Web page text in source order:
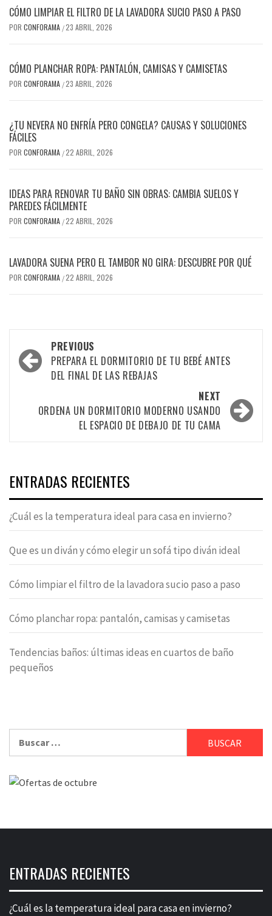
CÓMO LIMPIAR EL FILTRO DE LA LAVADORA SUCIO PASO A PASO
POR CONFORAMA /23 ABRIL, 2026
CÓMO PLANCHAR ROPA: PANTALÓN, CAMISAS Y CAMISETAS
POR CONFORAMA /23 ABRIL, 2026
¿TU NEVERA NO ENFRÍA PERO CONGELA? CAUSAS Y SOLUCIONES
FÁCILES
POR CONFORAMA /22 ABRIL, 2026
IDEAS PARA RENOVAR TU BAÑO SIN OBRAS: CAMBIA SUELOS Y
PAREDES FÁCILMENTE
POR CONFORAMA /22 ABRIL, 2026
LAVADORA SUENA PERO EL TAMBOR NO GIRA: DESCUBRE POR QUÉ
POR CONFORAMA /22 ABRIL, 2026
Post
navigation
PREVIOUS
PREPARA EL DORMITORIO DE TU BEBÉ ANTES
DEL FINAL DE LAS REBAJAS
NEXT
ORDENA UN DORMITORIO MODERNO USANDO
EL ESPACIO DE DEBAJO DE TU CAMA
ENTRADAS RECIENTES
¿Cuál es la temperatura ideal para casa en invierno?
Que es un diván y cómo elegir un sofá tipo diván ideal
Cómo limpiar el filtro de la lavadora sucio paso a paso
Cómo planchar ropa: pantalón, camisas y camisetas
Tendencias baños: últimas ideas en cuartos de baño
pequeños
ENTRADAS RECIENTES
¿Cuál es la temperatura ideal para casa en invierno?